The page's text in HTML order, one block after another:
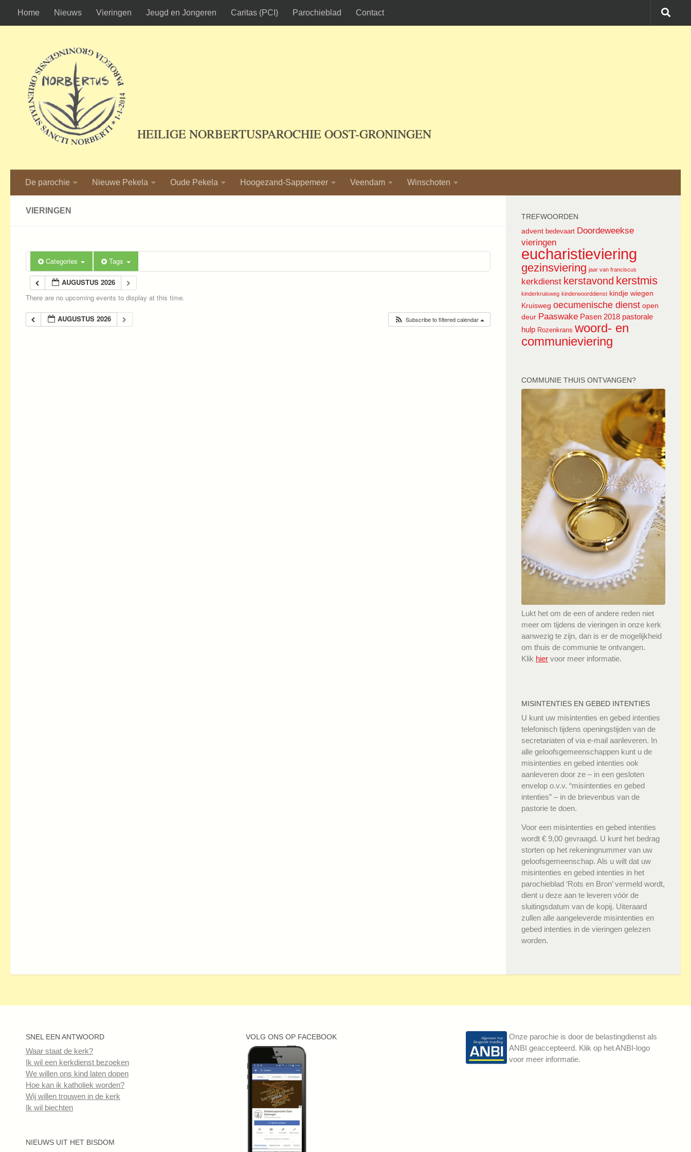
Ga naar de inhoud
Home Nieuws Vieringen Jeugd en Jongeren Caritas (PCI) Parochieblad Contact
HEILIGE NORBERTUSPAROCHIE OOST-GRONINGEN
De parochie Nieuwe Pekela Oude Pekela Hoogezand-Sappemeer Veendam Winschoten
VIERINGEN
Categories Tags
AUGUSTUS 2026
There are no upcoming events to display at this time.
AUGUSTUS 2026 Subscribe to filtered calendar
TREFWOORDEN
advent bedevaart Doordeweekse
vieringen
eucharistieviering
gezinsviering jaar van franciscus
kerkdienst kerstavond kerstmis
kinderkruisweg kinderwoorddienst kindje wiegen
Kruisweg oecumenische dienst open
deur Paaswake Pasen 2018 pastorale
hulp Rozenkrans woord- en
communieviering
COMMUNIE THUIS ONTVANGEN?
Lukt het om de een of andere reden niet
meer om tijdens de vieringen in onze kerk
aanwezig te zijn, dan is er de mogelijkheid
om thuis de communie te ontvangen.
Klik hier voor meer informatie.
MISINTENTIES EN GEBED INTENTIES
U kunt uw misintenties en gebed intenties
telefonisch tijdens openingstijden van de
secretariaten of via e-mail aanleveren. In
alle geloofsgemeenschappen kunt u de
misintenties en gebed intenties ook
aanleveren door ze – in een gesloten
envelop o.v.v. “misintenties en gebed
intenties” – in de brievenbus van de
pastorie te doen.
Voor een misintenties en gebed intenties
wordt € 9,00 gevraagd. U kunt het bedrag
storten op het rekeningnummer van uw
geloofsgemeenschap. Als u wilt dat uw
misintenties en gebed intenties in het
parochieblad ‘Rots en Bron’ vermeld wordt,
dient u deze aan te leveren vóór de
sluitingsdatum van de kopij. Uiteraard
zullen alle aangeleverde misintenties en
gebed intenties in de vieringen gelezen
worden.
SNEL EEN ANTWOORD
Waar staat de kerk?
Ik wil een kerkdienst bezoeken
We willen ons kind laten dopen
Hoe kan ik katholiek worden?
Wij willen trouwen in de kerk
Ik wil biechten
NIEUWS UIT HET BISDOM
VOLG ONS OP FACEBOOK
Onze parochie is door de belastingdienst als
ANBI geaccepteerd. Klik op het ANBI-logo
voor meer informatie.